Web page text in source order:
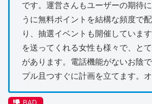
です。運営さんもユーザーの期待
うに無料ポイントを結構な頻度で
り、抽選イベントも開催していま
を送ってくれる女性も様々で、と
があります。電話機能がないお陰
プル且つすぐに計画を立てます。オ